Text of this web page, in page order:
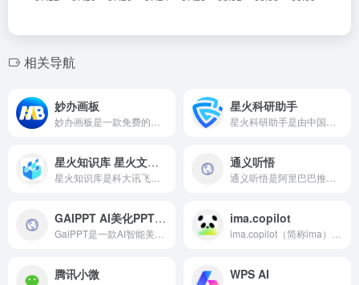
相关导航
妙办画板 星火科研助手
星火知识库 星火文档问答 通义听悟
GAIPPT AI美化PPT神器 ima.copilot
腾讯小微 WPS AI